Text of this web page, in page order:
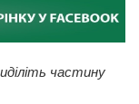
частину